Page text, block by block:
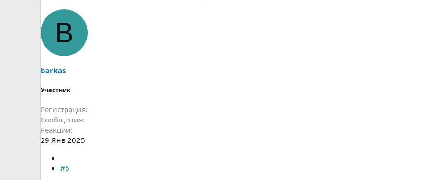
B
barkas
Участник
Регистрация
Сообщения
Реакции
29 Янв 2025
#6